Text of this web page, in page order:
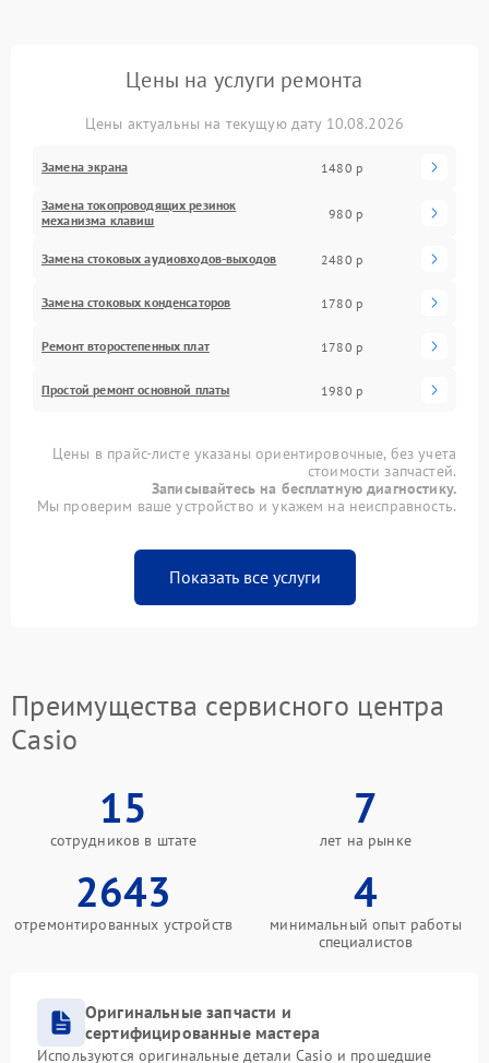
Цены на услуги ремонта
Цены актуальны на текущую дату 10.08.2026
Замена экрана 1480 р
Замена токопроводящих резинок
механизма клавиш
980 р
Замена стоковых аудиовходов-выходов 2480 р
Замена стоковых конденсаторов 1780 р
Ремонт второстепенных плат 1780 р
Простой ремонт основной платы 1980 р
Цены в прайс-листе указаны ориентировочные, без учета
стоимости запчастей.
Записывайтесь на бесплатную диагностику.
Мы проверим ваше устройство и укажем на неисправность.
Показать все услуги
Преимущества сервисного центра
Casio
15
сотрудников в штате
7
лет на рынке
2643
отремонтированных устройств
4
минимальный опыт работы
специалистов
Оригинальные запчасти и
сертифицированные мастера
Используются оригинальные детали Casio и прошедшие